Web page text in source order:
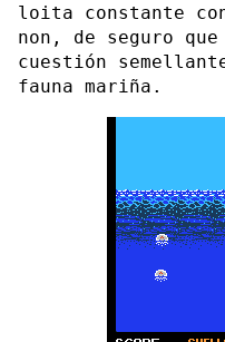
loita constante
non, de seguro
cuestión
fauna mariña.